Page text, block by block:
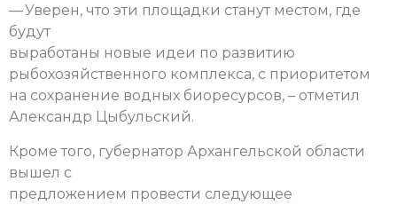
— Уверен, что эти площадки станут местом, где
будут
выработаны новые идеи по развитию
рыбохозяйственного комплекса, с приоритетом
на сохранение водных биоресурсов, – отметил
Александр Цыбульский.
Кроме того, губернатор Архангельской области
вышел с
предложением провести следующее